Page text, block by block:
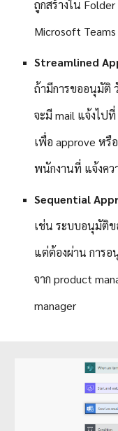
ถูกสร้างใน
Microsoft
Streamlined
ถ้ามีการขออนุมัติ
จะมี mail แจ้งไป
เพื่อ approve หรื
พนักงานที่ แจ้งค
Sequential
เช่น ระบบอนุมัติข
แต่ต้องผ่าน การอ
จาก product
manager